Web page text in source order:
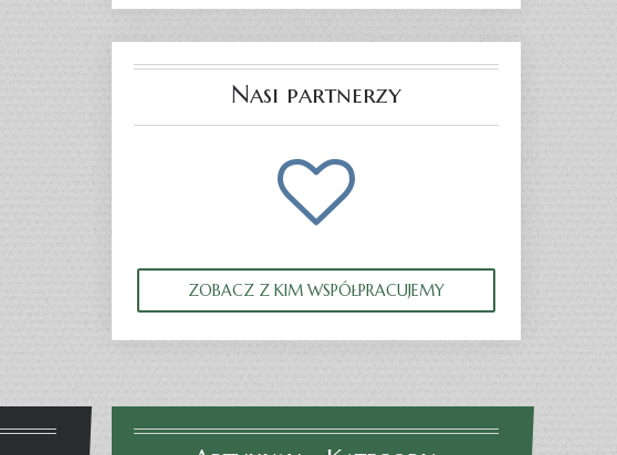
Nasi partnerzy
ZOBACZ Z KIM WSPÓŁPRACUJEMY